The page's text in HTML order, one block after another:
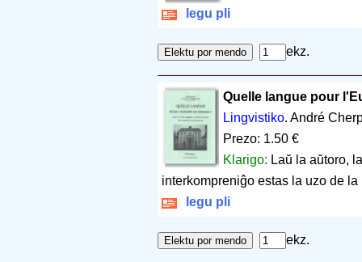
legu pli
ekz.
Quelle langue pour
Lingvistiko. André
Prezo: 1.50 €
Klarigo: Laŭ la aŭtoro,
interkompreniĝo estas la uzo de
legu pli
ekz.